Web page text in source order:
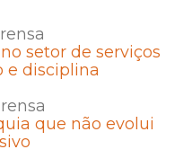
setor de serviços
e disciplina
que não evolui